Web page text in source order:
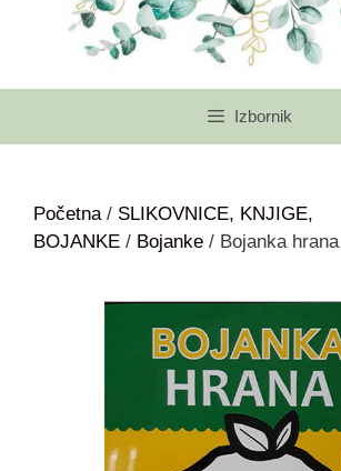
Izbornik
Početna/ SLIKOVNICE, KNJIGE,
BOJANKE / Bojanke / Bojanka hrana